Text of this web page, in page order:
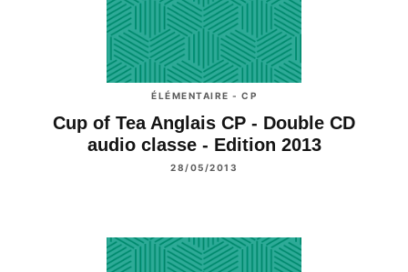
ÉLÉMENTAIRE - CP
Cup of Tea Anglais CP - Double CD
audio classe - Edition 2013
28/05/2013